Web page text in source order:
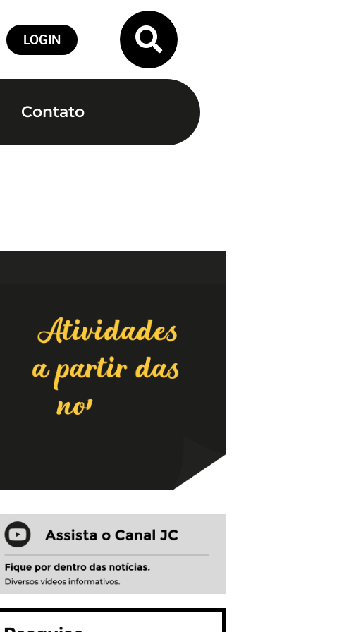
LOGIN
Contato